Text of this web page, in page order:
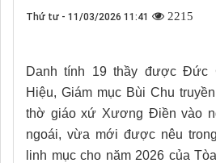
Thứ tư - 11/03/2026 11:41 2215
Danh tính 19 thầy được Đức
Hiệu, Giám mục Bùi Chu
thờ giáo xứ Xương Điền vào
ngoái, vừa mới được nêu
linh mục cho năm 2026 của